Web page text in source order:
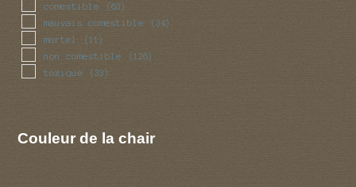
comestible (63)
mauvais comestible (34)
mortel (11)
non comestible (126)
toxique (33)
Couleur de la chair